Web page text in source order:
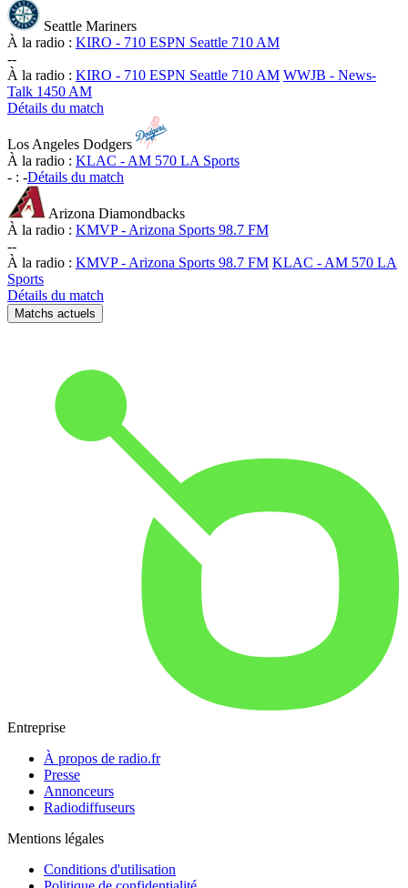
Seattle Mariners
À la radio : KIRO - 710 ESPN Seattle 710 AM
--
À la radio : KIRO - 710 ESPN Seattle 710 AM WWJB - News-
Talk 1450 AM
Détails du match
Los Angeles Dodgers
À la radio : KLAC - AM 570 LA Sports
- : -Détails du match
Arizona Diamondbacks
À la radio : KMVP - Arizona Sports 98.7 FM
--
À la radio : KMVP - Arizona Sports 98.7 FM KLAC - AM 570 LA
Sports
Détails du match
Matchs actuels
Entreprise
À propos de radio.fr
Presse
Annonceurs
Radiodiffuseurs
Mentions légales
Conditions d'utilisation